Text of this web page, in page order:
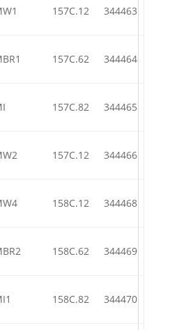
157C.12 344463
157C.62 344464
157C.82 344465
157C.12 344466
158C.12 344468
158C.62 344469
158C.82 344470